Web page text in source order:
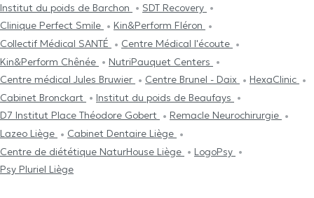
Institut du poids de Barchon
SDT Recovery
Clinique Perfect Smile
Kin&Perform Fléron
Collectif Médical SANTÉ
Centre Médical l'écoute
Kin&Perform Chênée
NutriPauquet Centers
Centre médical Jules Bruwier
Centre Brunel - Daix
HexaClinic
Cabinet Bronckart
Institut du poids de Beaufays
D7 Institut Place Théodore Gobert
Remacle Neurochirurgie
Lazeo Liège
Cabinet Dentaire Liège
Centre de diététique NaturHouse Liège
LogoPsy
Psy Pluriel Liège